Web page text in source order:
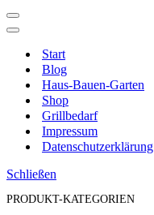
Navigationsmenü
Navigationsmenü
Start
Blog
Haus-Bauen-Garten
Shop
Grillbedarf
Impressum
Datenschutzerklärung
Schließen
PRODUKT-KATEGORIEN